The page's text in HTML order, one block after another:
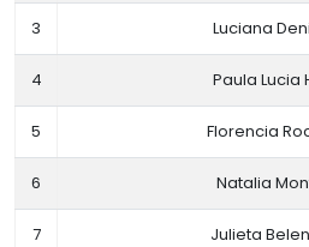
3 Luciana
4 Paula Lucia
5 Florencia
6 Natalia
7 Julieta